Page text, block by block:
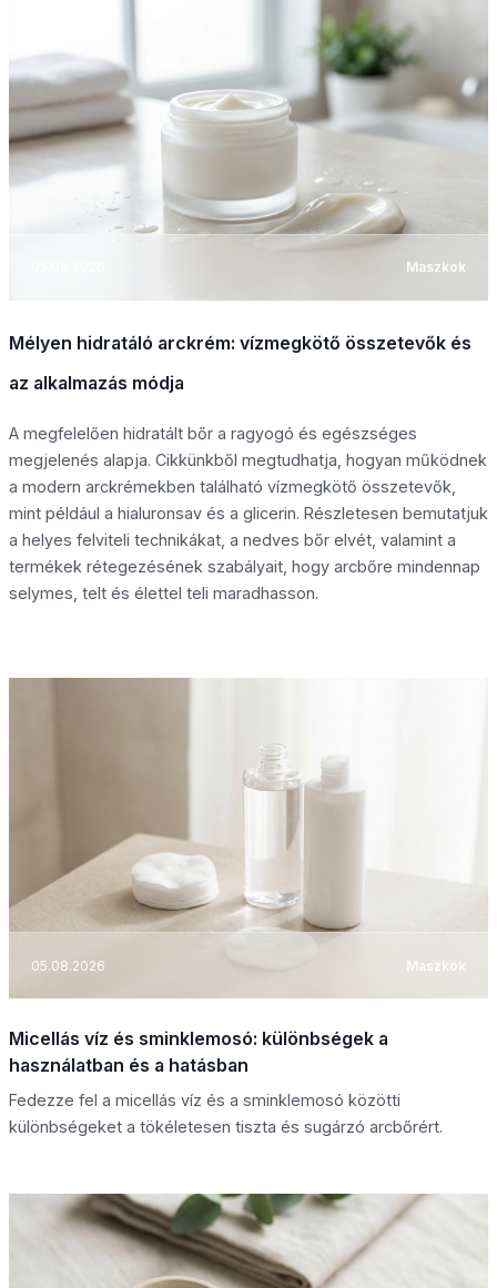
Maszkok
Mélyen hidratáló arckrém: vízmegkötő összetevők és
az alkalmazás módja
A megfelelően hidratált bőr a ragyogó és egészséges
megjelenés alapja. Cikkünkből megtudhatja, hogyan működnek
a modern arckrémekben található vízmegkötő összetevők,
mint például a hialuronsav és a glicerin. Részletesen bemutatjuk
a helyes felviteli technikákat, a nedves bőr elvét, valamint a
termékek rétegezésének szabályait, hogy arcbőre mindennap
selymes, telt és élettel teli maradhasson.
05.08.2026 Maszkok
Micellás víz és sminklemosó: különbségek a
használatban és a hatásban
Fedezze fel a micellás víz és a sminklemosó közötti
különbségeket a tökéletesen tiszta és sugárzó arcbőrért.